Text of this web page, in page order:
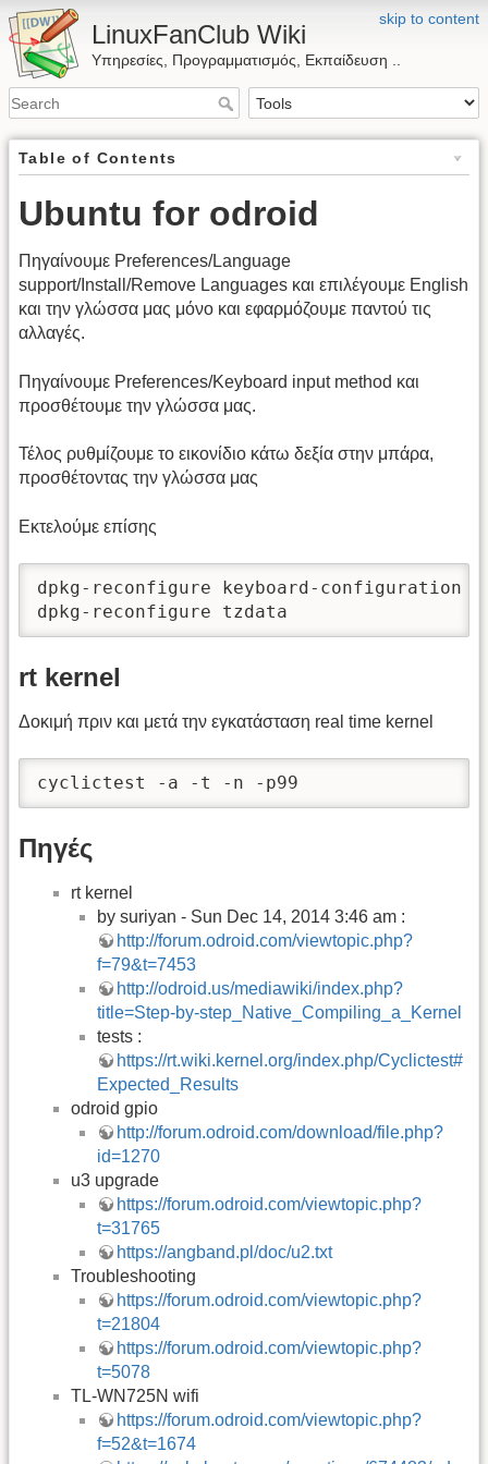
skip to content
LinuxFanClub Wiki
Υπηρεσίες, Προγραμματισμός, Εκπαίδευση ..
Table of Contents
Ubuntu for odroid
Πηγαίνουμε Preferences/Language
support/Install/Remove Languages και επιλέγουμε English
και την γλώσσα μας μόνο και εφαρμόζουμε παντού τις
αλλαγές.
Πηγαίνουμε Preferences/Keyboard input method και
προσθέτουμε την γλώσσα μας.
Τέλος ρυθμίζουμε το εικονίδιο κάτω δεξία στην μπάρα,
προσθέτοντας την γλώσσα μας
Εκτελούμε επίσης
dpkg-reconfigure keyboard-configuration
dpkg-reconfigure tzdata
rt kernel
Δοκιμή πριν και μετά την εγκατάσταση real time kernel
cyclictest -a -t -n -p99
Πηγές
rt kernel
by suriyan - Sun Dec 14, 2014 3:46 am :
http://forum.odroid.com/viewtopic.php?
f=79&t=7453
http://odroid.us/mediawiki/index.php?
title=Step-by-step_Native_Compiling_a_Kernel
tests :
https://rt.wiki.kernel.org/index.php/Cyclictest#
Expected_Results
odroid gpio
http://forum.odroid.com/download/file.php?
id=1270
u3 upgrade
https://forum.odroid.com/viewtopic.php?
t=31765
https://angband.pl/doc/u2.txt
Troubleshooting
https://forum.odroid.com/viewtopic.php?
t=21804
https://forum.odroid.com/viewtopic.php?
t=5078
TL-WN725N wifi
https://forum.odroid.com/viewtopic.php?
f=52&t=1674